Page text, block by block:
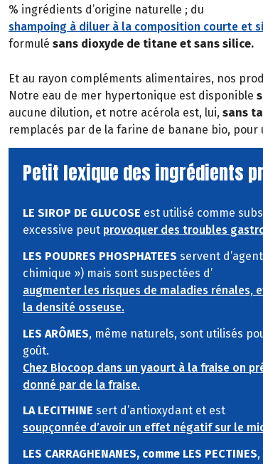
% ingrédients d’origine naturelle ; du
shampoing à diluer à la composition courte et
formulé sans dioxyde de titane et sans silice.
Et au rayon compléments alimentaires, nos
Notre eau de mer hypertonique est disponible
aucune dilution, et notre acérola est, lui, sans
remplacés par de la farine de banane bio, pour
Petit lexique des ingrédients
LE SIROP DE GLUCOSE est utilisé comme
excessive peut provoquer des troubles
LES POUDRES PHOSPHATEES servent
chimique ») mais sont suspectées d’
augmenter les risques de maladies rénales,
la densité osseuse.
LES ARÔMES, même naturels, sont utilisés
goût.
Chez Biocoop dans un yaourt à la fraise on
donné par de la fraise.
LA LECITHINE sert d’antioxydant et est
soupçonnée d’avoir un effet négatif sur le
LES CARRAGHENANES, comme LES PECTINES